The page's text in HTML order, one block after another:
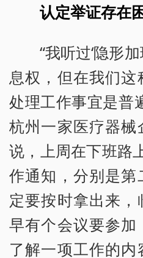
认定举证存在
“我听过‘隐形加
息权，但在我们
处理工作事宜是普
杭州一家医疗器械
说，上周在下班路
作通知，分别是
定要按时拿出来
早有个会议要参加
了解一项工作的